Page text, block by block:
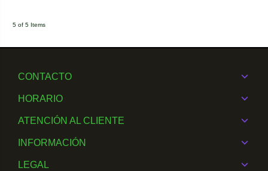
5 of 5 Items
CONTACTO
HORARIO
ATENCIÓN AL CLIENTE
INFORMACIÓN
LEGAL